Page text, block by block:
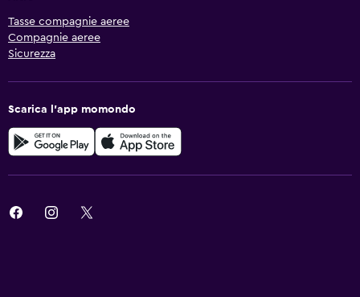
Tasse compagnie aeree
Compagnie aeree
Sicurezza
Scarica l'app momondo